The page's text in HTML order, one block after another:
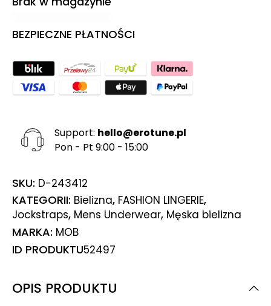
BEZPIECZNE PŁATNOŚCI
Support: hello@erotune.pl
Pon - Pt 9:00 - 15:00
SKU: D-243412
KATEGORII: Bielizna, FASHION LINGERIE,
Jockstraps, Mens Underwear, Męska bielizna
MARKA: MOB
ID PRODUKTU52497
OPIS PRODUKTU